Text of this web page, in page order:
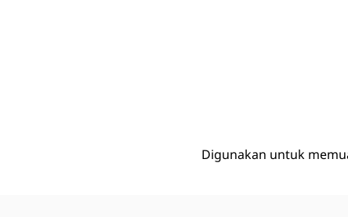
Digunakan untuk